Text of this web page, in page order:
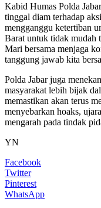
Kabid Humas Polda
tinggal diam terhadap
mengganggu ketertiban
Barat untuk tidak mudah
Mari bersama menjaga
tanggung jawab kita
Polda Jabar juga
masyarakat lebih bijak
memastikan akan terus
menyebarkan hoaks,
mengarah pada tindak
YN
Facebook
Twitter
Pinterest
WhatsApp